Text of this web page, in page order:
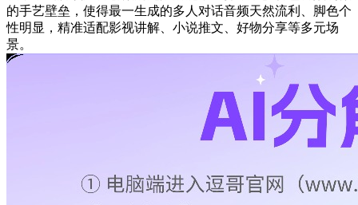
的手艺壁垒，使得最一生成的多人对话音频天然流利、脚色个
性明显，精准适配影视讲解、小说推文、好物分享等多元场
景。